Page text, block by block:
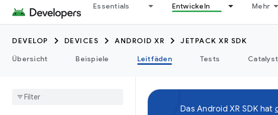
Essentials Entwickeln Mehr
DEVELOP DEVICES ANDROID XR
JETPACK XR SDK
Übersicht
Beispiele Leitfäden Tests
Das Android XR SDK hat